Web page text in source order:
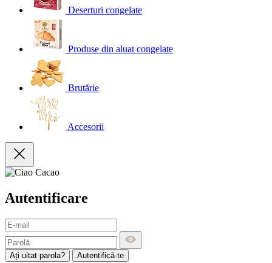
Deserturi congelate
Produse din aluat congelate
Brutărie
Accesorii
Autentificare
Ați uitat parola? Autentifică-te